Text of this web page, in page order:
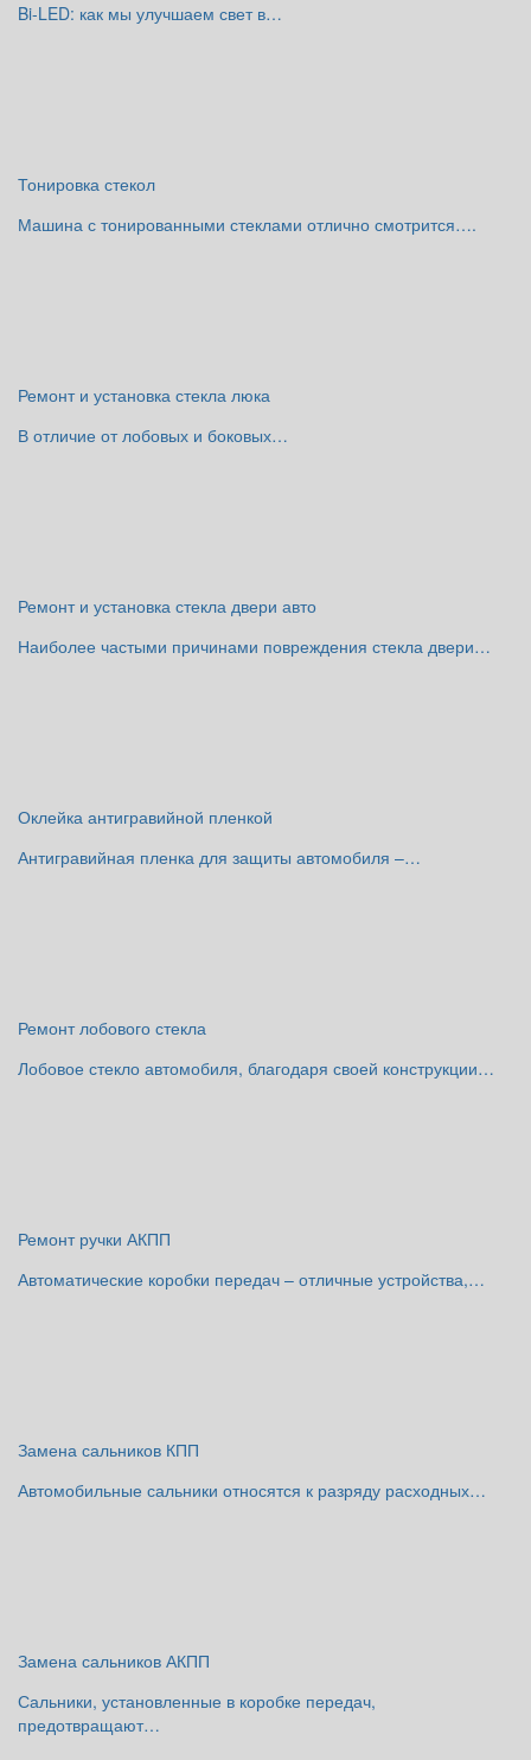
Bi-LED: как мы улучшаем свет в…
Тонировка стекол
Машина с тонированными стеклами отлично смотрится….
Ремонт и установка стекла люка
В отличие от лобовых и боковых…
Ремонт и установка стекла двери авто
Наиболее частыми причинами повреждения стекла двери…
Оклейка антигравийной пленкой
Антигравийная пленка для защиты автомобиля –…
Ремонт лобового стекла
Лобовое стекло автомобиля, благодаря своей конструкции…
Ремонт ручки АКПП
Автоматические коробки передач – отличные устройства,…
Замена сальников КПП
Автомобильные сальники относятся к разряду расходных…
Замена сальников АКПП
Сальники, установленные в коробке передач,
предотвращают…